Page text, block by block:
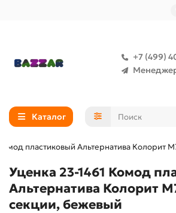
+7 (499)
Каталог
пластиковый Альтернатива Колорит
Уценка 23-1461 Комод
Альтернатива Колорит
секции, бежевый